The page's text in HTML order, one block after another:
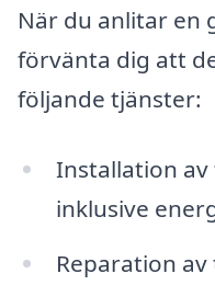
När du anlitar en
förvänta dig att
följande tjänster:
Installation
inklusive
Reparation